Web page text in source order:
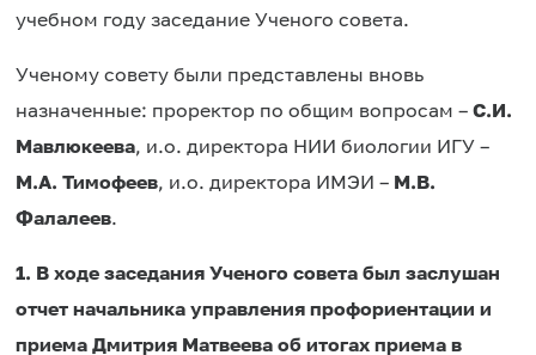
учебном году заседание Ученого совета.
Ученому совету были представлены вновь
назначенные: проректор по общим вопросам –С.И.
Мавлюкеева, и.о. директора НИИ биологии ИГУ –
М.А. Тимофеев, и.о. директора ИМЭИ – М.В.
Фалалеев.
1. В ходе заседания Ученого совета был заслушан
отчет начальника управления профориентации и
приема Дмитрия Матвеева об итогах приема в